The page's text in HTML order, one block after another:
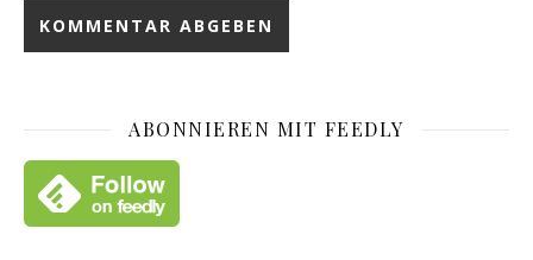
ABONNIEREN MIT FEEDLY